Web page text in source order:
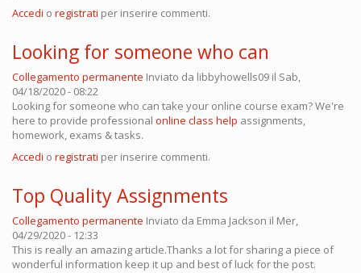
Accedi o registrati per inserire commenti.
Looking for someone who can
Collegamento permanente Inviato da libbyhowells09 il Sab,
04/18/2020 - 08:22
Looking for someone who can take your online course exam? We're
here to provide professional online class help assignments,
homework, exams & tasks.
Accedi o registrati per inserire commenti.
Top Quality Assignments
Collegamento permanente Inviato da Emma Jackson il Mer,
04/29/2020 - 12:33
This is really an amazing article.Thanks a lot for sharing a piece of
wonderful information keep it up and best of luck for the post.